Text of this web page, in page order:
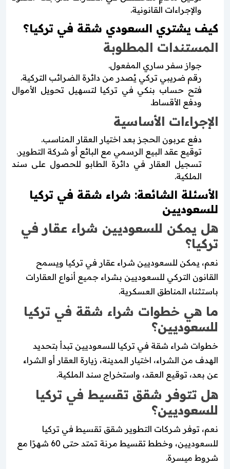
والإجراءات القانونية.
كيف يشتري السعودي شقة في تركيا؟
المستندات المطلوبة
جواز سفر ساري المفعول.
رقم ضريبي تركي يُصدر من دائرة الضرائب التركية.
فتح حساب بنكي في تركيا لتسهيل تحويل الأموال
ودفع الأقساط.
الإجراءات الأساسية
دفع عربون الحجز بعد اختيار العقار المناسب.
توقيع عقد البيع الرسمي مع البائع أو شركة التطوير.
تسجيل العقار في دائرة الطابو للحصول على سند
الملكية.
الأسئلة الشائعة: شراء شقة في تركيا
للسعوديين
هل يمكن للسعوديين شراء عقار في
تركيا؟
نعم، يمكن للسعوديين شراء عقار في تركيا ويسمح
القانون التركي للسعوديين بشراء جميع أنواع العقارات
باستثناء المناطق العسكرية.
ما هي خطوات شراء شقة في تركيا
للسعوديين؟
خطوات شراء شقة في تركيا للسعوديين تبدأ بتحديد
الهدف من الشراء، اختيار المدينة، زيارة العقار أو الشراء
عن بعد، توقيع العقد، واستخراج سند الملكية.
هل تتوفر شقق تقسيط في تركيا
للسعوديين؟
نعم، توفر شركات التطوير شقق تقسيط في تركيا
للسعوديين، وخطط تقسيط مرنة تمتد حتى 60 شهرًا مع
شروط ميسرة.